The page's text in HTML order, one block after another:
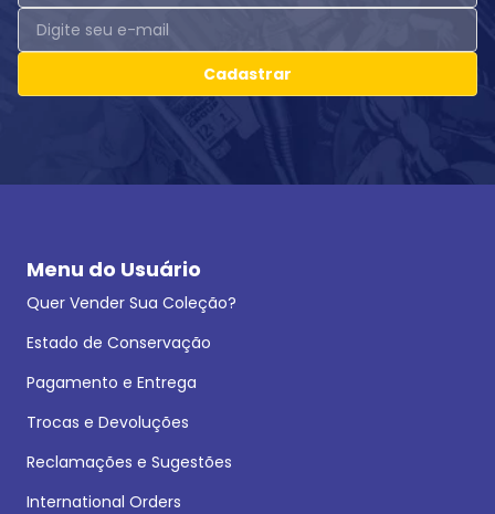
Cadastrar
Menu do Usuário
Quer Vender Sua Coleção?
Estado de Conservação
Pagamento e Entrega
Trocas e Devoluções
Reclamações e Sugestões
International Orders